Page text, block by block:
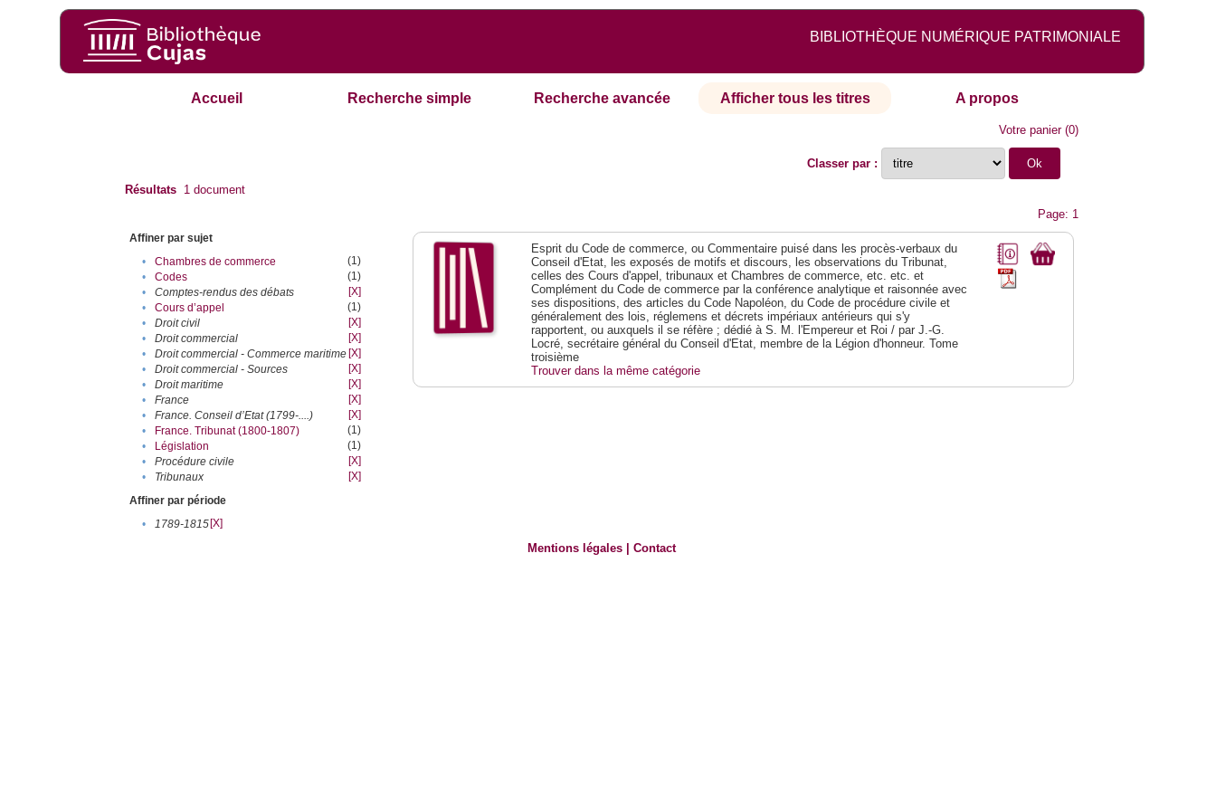
BIBLIOTHÈQUE NUMÉRIQUE PATRIMONIALE
Accueil Recherche simple Recherche avancée Afficher tous les titres A propos
Votre panier(0)
Classer par :
Résultats 1 document
Page: 1
Affiner par sujet
•
Chambres de commerce
(1)
•
Codes
(1)
•
Comptes-rendus des débats
[X]
•
Cours d’appel
(1)
•
Droit civil
[X]
•
Droit commercial
[X]
•
Droit commercial - Commerce maritime [X]
•
Droit commercial - Sources
[X]
•
Droit maritime
[X]
•
France
[X]
•
France. Conseil d’Etat (1799-....)
[X]
•
France. Tribunat (1800-1807)
(1)
•
Législation
(1)
•
Procédure civile
[X]
•
Tribunaux
[X]
Affiner par période
•
1789-1815[X]
Esprit du Code de commerce, ou Commentaire puisé dans les procès-verbaux du
Conseil d'Etat, les exposés de motifs et discours, les observations du Tribunat,
celles des Cours d'appel, tribunaux et Chambres de commerce, etc. etc. et
Complément du Code de commerce par la conférence analytique et raisonnée avec
ses dispositions, des articles du Code Napoléon, du Code de procédure civile et
généralement des lois, réglemens et décrets impériaux antérieurs qui s'y
rapportent, ou auxquels il se réfère ; dédié à S. M. l'Empereur et Roi / par J.-G.
Locré, secrétaire général du Conseil d'Etat, membre de la Légion d'honneur. Tome
troisième
Trouver dans la même catégorie
Mentions légales |Contact